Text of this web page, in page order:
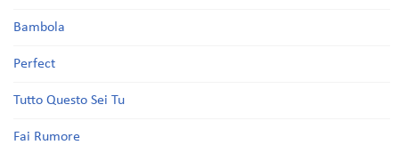
Bambola
Perfect
Tutto Questo Sei Tu
Fai Rumore